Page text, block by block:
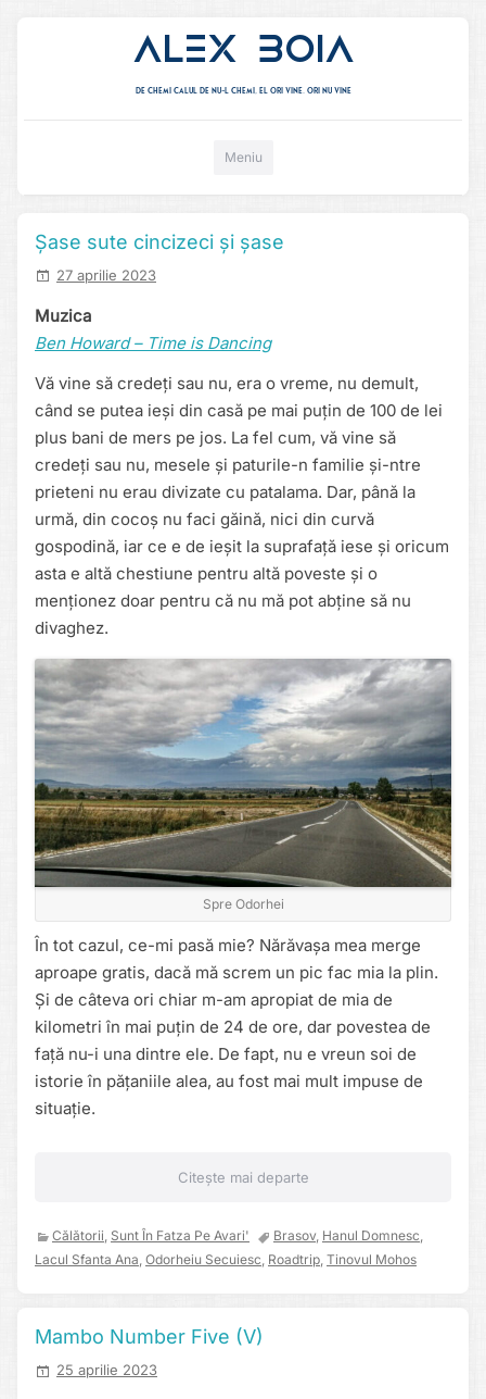
Alex Boia
De chemi calul de nu-l chemi, el ori vine. ori nu vine
Meniu
Șase sute cincizeci și șase
27 aprilie 2023
Muzica
Ben Howard – Time is Dancing
Vă vine să credeți sau nu, era o vreme, nu demult,
când se putea ieși din casă pe mai puțin de 100 de lei
plus bani de mers pe jos. La fel cum, vă vine să
credeți sau nu, mesele și paturile-n familie și-ntre
prieteni nu erau divizate cu patalama. Dar, până la
urmă, din cocoș nu faci găină, nici din curvă
gospodină, iar ce e de ieșit la suprafață iese și oricum
asta e altă chestiune pentru altă poveste și o
menționez doar pentru că nu mă pot abține să nu
divaghez.
Spre Odorhei
În tot cazul, ce-mi pasă mie? Nărăvașa mea merge
aproape gratis, dacă mă screm un pic fac mia la plin.
Și de câteva ori chiar m-am apropiat de mia de
kilometri în mai puțin de 24 de ore, dar povestea de
față nu-i una dintre ele. De fapt, nu e vreun soi de
istorie în pățaniile alea, au fost mai mult impuse de
situație.
Citește mai departe
Călătorii, Sunt În Fatza Pe Avari' Brasov, Hanul Domnesc,
Lacul Sfanta Ana, Odorheiu Secuiesc, Roadtrip, Tinovul Mohos
Mambo Number Five (V)
25 aprilie 2023